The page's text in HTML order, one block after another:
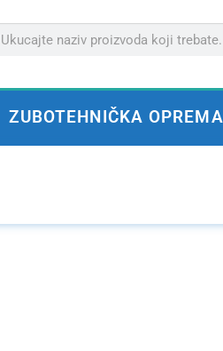
ZUBOTEHNIČKA OPREMA